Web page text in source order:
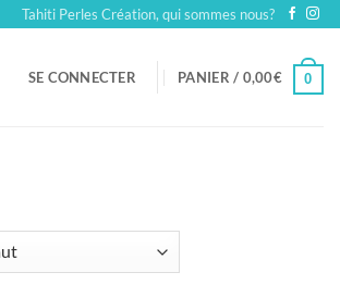
Tahiti Perles Création, qui sommes nous?
SE CONNECTER PANIER / 0,00€ 0